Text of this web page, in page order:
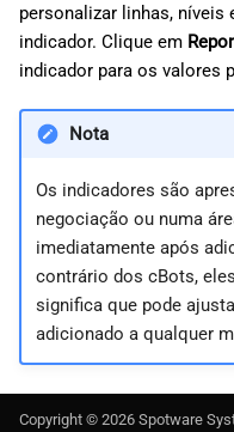
personalizar linhas,
indicador. Clique em Repor
indicador para os valores
Nota
Os indicadores são
negociação ou numa
imediatamente após
contrário dos cBots,
significa que pode
adicionado a qualquer
Copyright © 2026 Spotware